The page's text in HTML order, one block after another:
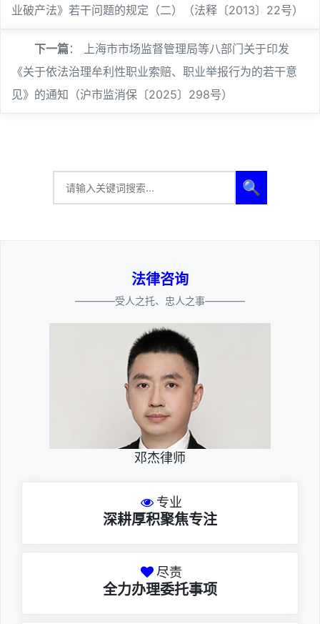
业破产法》若干问题的规定（二）（法释〔2013〕22号）
下一篇： 上海市市场监督管理局等八部门关于印发
《关于依法治理牟利性职业索赔、职业举报行为的若干意
见》的通知（沪市监消保〔2025〕298号）
🔍
法律咨询
————受人之托、忠人之事————
邓杰律师
专业
深耕厚积聚焦专注
尽责
全力办理委托事项